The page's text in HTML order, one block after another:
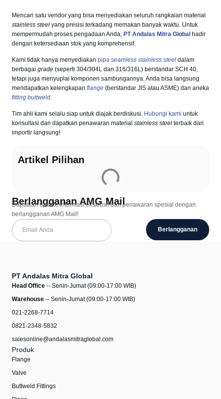
Mencari satu vendor yang bisa menyediakan seluruh rangkaian material
stainless steel yang presisi terkadang memakan banyak waktu. Untuk
mempermudah proses pengadaan Anda, PT Andalas Mitra Global hadir
dengan ketersediaan stok yang komprehensif.
Kami tidak hanya menyediakan pipa seamless stainless steel dalam
berbagai grade (seperti 304/304L dan 316/316L) berstandar SCH 40,
tetapi juga menyuplai komponen sambungannya. Anda bisa langsung
mendapatkan kelengkapan flange (berstandar JIS atau ASME) dan aneka
fitting buttweld.
Tim ahli kami selalu siap untuk diajak berdiskusi. Hubungi kami untuk
konsultasi dan dapatkan penawaran material stainless steel terbaik dari
importir langsung!
Artikel Pilihan
Berlangganan AMG Mail
Dapatkan update informasi eksklusif dan penawaran spesial dengan
berlangganan AMG Mail!
Berlangganan
PT Andalas Mitra Global
Head Office -- Senin-Jumat (09:00-17:00 WIB)
Warehouse -- Senin-Jumat (09:00-17:00 WIB)
021-2268-7714
0821-2348-5832
salesonline@andalasmitraglobal.com
Produk
Flange
Valve
Buttweld Fittings